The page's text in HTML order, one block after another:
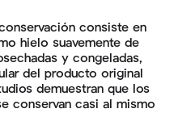
consiste en
hielo suavemente de
y congeladas,
del producto original
demuestran que los
conservan casi al mismo